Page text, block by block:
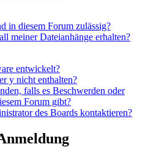
in diesem Forum zulässig?
meiner Dateianhänge erhalten?
entwickelt?
y nicht enthalten?
falls es Beschwerden oder
Forum gibt?
des Boards kontaktieren?